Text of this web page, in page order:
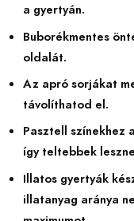
a gyertyán.
Buborékmentes
oldalát.
Az apró sorjákat
távolíthatod el.
Pasztell színekhez
így teltebbek
Illatos gyertyák
illatanyag aránya